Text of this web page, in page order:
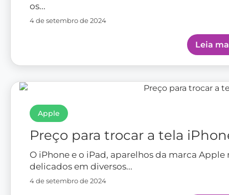
os...
4 de setembro de 2024
Leia
Apple
Preço para trocar a tela
O iPhone e o iPad, aparelhos da marca
delicados em diversos...
4 de setembro de 2024